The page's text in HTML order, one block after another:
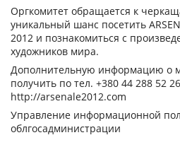
Оргкомитет обращается к
уникальный шанс посетить
2012 и познакомиться с
художников мира.
Дополнительную информацию о
получить по тел. +380 44 288 52
http://arsenale2012.com
Управление информационной
облгосадминистрации